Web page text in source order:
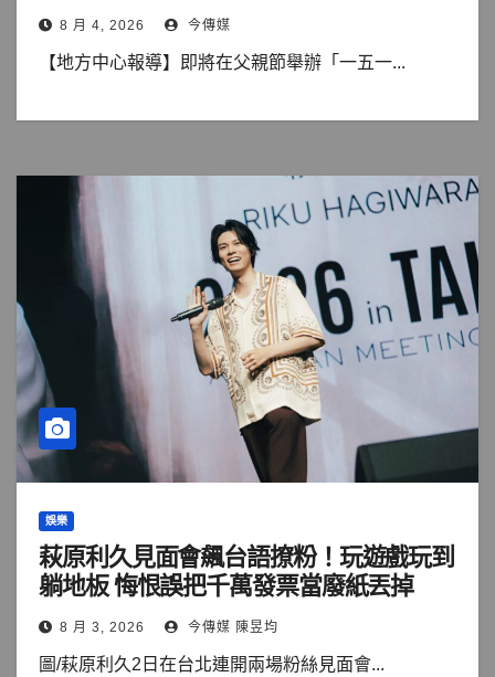
8 月 4, 2026 今傳媒
【地方中心報導】即將在父親節舉辦「一五一...
娛樂
萩原利久見面會飆台語撩粉！玩遊戲玩到
躺地板 悔恨誤把千萬發票當廢紙丟掉
8 月 3, 2026 今傳媒 陳昱均
圖/萩原利久2日在台北連開兩場粉絲見面會...